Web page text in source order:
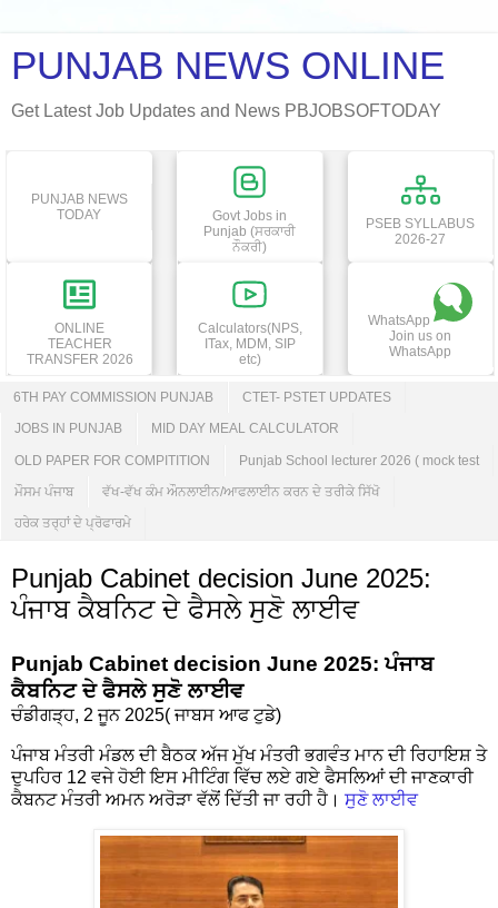
PUNJAB NEWS ONLINE
Get Latest Job Updates and News PBJOBSOFTODAY
PUNJAB NEWS
TODAY
Govt Jobs in
Punjab (ਸਰਕਾਰੀ
ਨੌਕਰੀ)
PSEB SYLLABUS
2026-27
ONLINE
TEACHER
TRANSFER 2026
Calculators(NPS,
ITax, MDM, SIP
etc)
WhatsApp
Join us on
WhatsApp
6TH PAY COMMISSION PUNJAB CTET- PSTET UPDATES
JOBS IN PUNJAB MID DAY MEAL CALCULATOR
OLD PAPER FOR COMPITITION Punjab School lecturer 2026 ( mock test
ਮੌਸਮ ਪੰਜਾਬ ਵੱਖ-ਵੱਖ ਕੰਮ ਔਨਲਾਈਨ/ਆਫਲਾਈਨ ਕਰਨ ਦੇ ਤਰੀਕੇ ਸਿੱਖੋ
ਹਰੇਕ ਤਰ੍ਹਾਂ ਦੇ ਪ੍ਰੋਫਾਰਮੇ
Punjab Cabinet decision June 2025:
ਪੰਜਾਬ ਕੈਬਨਿਟ ਦੇ ਫੈਸਲੇ ਸੁਣੋ ਲਾਈਵ
Punjab Cabinet decision June 2025: ਪੰਜਾਬ
ਕੈਬਨਿਟ ਦੇ ਫੈਸਲੇ ਸੁਣੋ ਲਾਈਵ
ਚੰਡੀਗੜ੍ਹ, 2 ਜੂਨ 2025( ਜਾਬਸ ਆਫ ਟੁਡੇ)
ਪੰਜਾਬ ਮੰਤਰੀ ਮੰਡਲ ਦੀ ਬੈਠਕ ਅੱਜ ਮੁੱਖ ਮੰਤਰੀ ਭਗਵੰਤ ਮਾਨ ਦੀ ਰਿਹਾਇਸ਼ ਤੇ
ਦੁਪਹਿਰ 12 ਵਜੇ ਹੋਈ ਇਸ ਮੀਟਿੰਗ ਵਿੱਚ ਲਏ ਗਏ ਫੈਸਲਿਆਂ ਦੀ ਜਾਣਕਾਰੀ
ਕੈਬਨਟ ਮੰਤਰੀ ਅਮਨ ਅਰੋੜਾ ਵੱਲੋਂ ਦਿੱਤੀ ਜਾ ਰਹੀ ਹੈ। ਸੁਣੋ ਲਾਈਵ